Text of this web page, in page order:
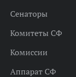
Сенаторы
Комитеты СФ
Комиссии
Аппарат СФ